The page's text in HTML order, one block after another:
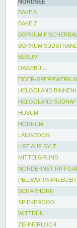
NORDSEE
BAKE A
BAKE Z
BORKUM
BORKUM
BÜSUM
DAGEBÜLL
EIDER-SPERRWERK
HELGOLAND
HELGOLAND
HUSUM
HÖRNUM
LANGEOOG
LIST AUF SYLT
MITTELGRUND
NORDERNEY
PELLWORM ANLEGER
SCHARHÖRN
SPIEKEROOG
WITTDÜN
ZEHNERLOCH